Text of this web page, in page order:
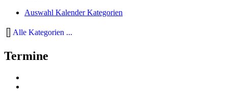
Auswahl Kalender Kategorien
Alle Kategorien ...
Termine